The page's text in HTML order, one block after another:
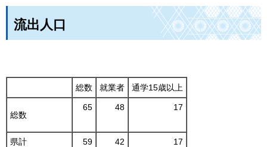
流出人口
総数 就業者 通学15歳以上
総数
65 48 17
県計 59 42 17